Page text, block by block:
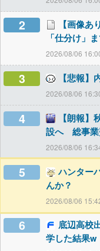
2
【画像
「仕分け」
2026/08/06
3 【悲報】
2026/08/06
4
【朗報
設へ 総事業
2026/08/06
5
ハンター
んか？
2026/08/06
6
底辺高校
学した結果w